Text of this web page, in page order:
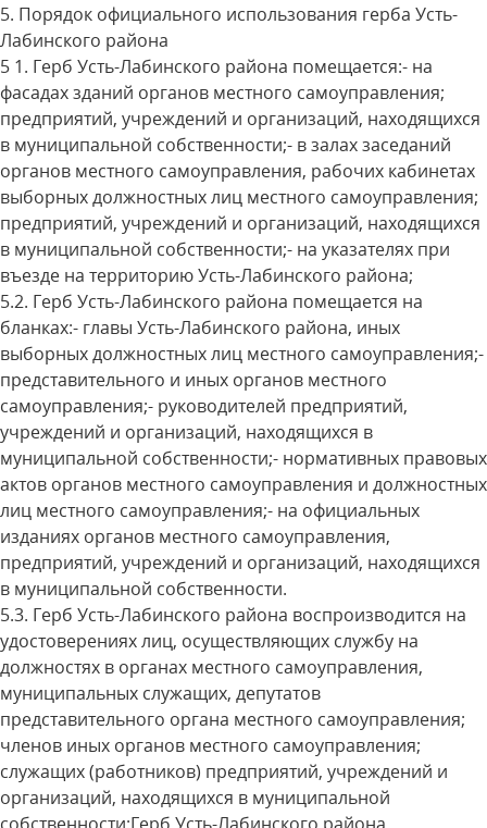
5. Порядок официального использования герба Усть-
Лабинского района
5 1. Герб Усть-Лабинского района помещается:- на
фасадах зданий органов местного самоуправления;
предприятий, учреждений и организаций, находящихся
в муниципальной собственности;- в залах заседаний
органов местного самоуправления, рабочих кабинетах
выборных должностных лиц местного самоуправления;
предприятий, учреждений и организаций, находящихся
в муниципальной собственности;- на указателях при
въезде на территорию Усть-Лабинского района;
5.2. Герб Усть-Лабинского района помещается на
бланках:- главы Усть-Лабинского района, иных
выборных должностных лиц местного самоуправления;-
представительного и иных органов местного
самоуправления;- руководителей предприятий,
учреждений и организаций, находящихся в
муниципальной собственности;- нормативных правовых
актов органов местного самоуправления и должностных
лиц местного самоуправления;- на официальных
изданиях органов местного самоуправления,
предприятий, учреждений и организаций, находящихся
в муниципальной собственности.
5.3. Герб Усть-Лабинского района воспроизводится на
удостоверениях лиц, осуществляющих службу на
должностях в органах местного самоуправления,
муниципальных служащих, депутатов
представительного органа местного самоуправления;
членов иных органов местного самоуправления;
служащих (работников) предприятий, учреждений и
организаций, находящихся в муниципальной
собственности;Герб Усть-Лабинского района